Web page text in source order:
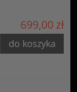
699,00 zł
do koszyka